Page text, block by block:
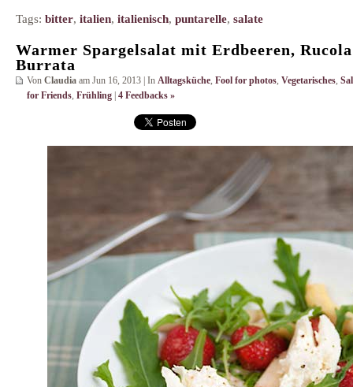
Tags: bitter, italien, italienisch, puntarelle, salate
Warmer Spargelsalat mit Erdbeeren,
Burrata
Von Claudia am Jun 16, 2013 | In Alltagsküche, Fool for photos, Vegetarisches,
for Friends, Frühling | 4 Feedbacks »